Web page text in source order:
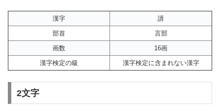
漢字
諝
部首
言部
画数
16画
漢字検定の級
漢字検定に含まれない漢字
2文字